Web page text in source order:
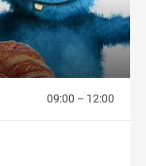
09:00 – 12:00